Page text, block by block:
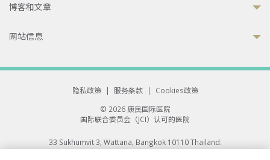
博客和文章
网站信息
隐私政策 | 服务条款 |
Cookies政策
© 2026 康民国际医院
国际联合委员会（JCI）认可的医院
33 Sukhumvit 3, Wattana, Bangkok 10110 Thailand.
All rights reserved.